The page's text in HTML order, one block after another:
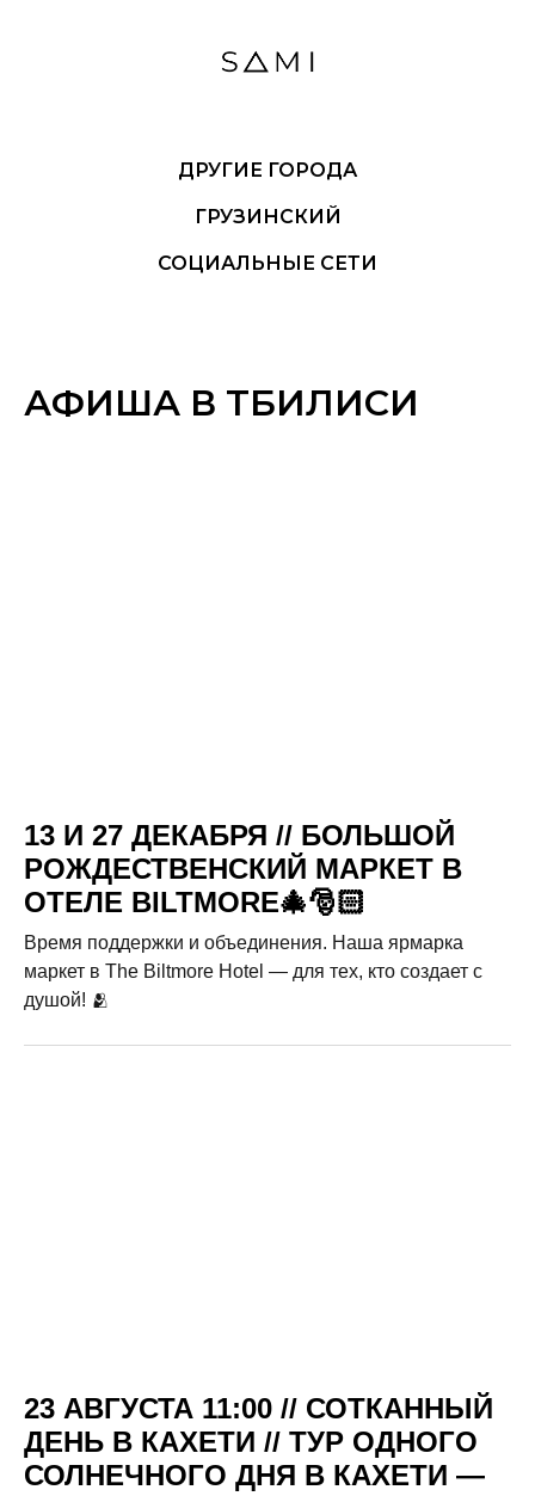
ДРУГИЕ ГОРОДА
ГРУЗИНСКИЙ
СОЦИАЛЬНЫЕ СЕТИ
АФИША В ТБИЛИСИ
13 И 27 ДЕКАБРЯ // БОЛЬШОЙ
РОЖДЕСТВЕНСКИЙ МАРКЕТ В
ОТЕЛЕ BILTMORE🎄🎅🏻
Время поддержки и объединения. Наша ярмарка
маркет в The Biltmore Hotel — для тех, кто создает с
душой! 🫂
23 АВГУСТА 11:00 // СОТКАННЫЙ
ДЕНЬ В КАХЕТИ // ТУР ОДНОГО
СОЛНЕЧНОГО ДНЯ В КАХЕТИ —